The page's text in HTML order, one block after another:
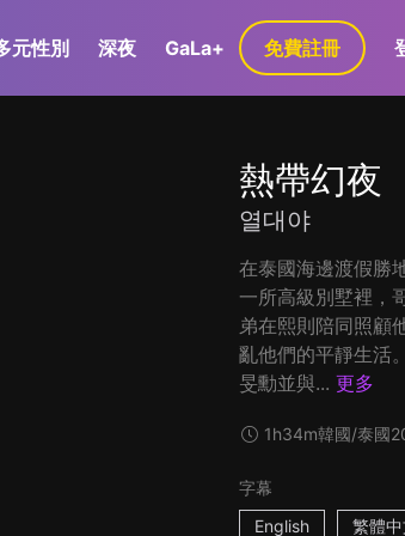
元性別 深夜 GaLa+ 免費註冊
熱帶幻夜
열대야
在泰國海邊渡假勝
一所高級別墅裡，
弟在熙則陪同照顧
亂他們的平靜生活
旻勳並與... 更多
1h34m韓國/泰國
字幕
English
繁體中